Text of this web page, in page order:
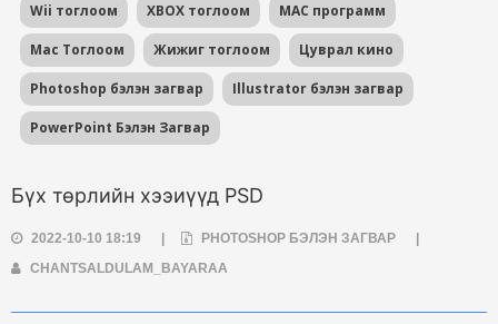
Wii тоглоом XBOX тоглоом MAC программ
Mac Тоглоом Жижиг тоглоом Цуврал кино
Photoshop бэлэн загвар Illustrator бэлэн загвар
PowerPoint Бэлэн Загвар
Бүх төрлийн хээиүүд PSD
2022-10-10 18:19 PHOTOSHOP БЭЛЭН ЗАГВАР
CHANTSALDULAM_BAYARAA